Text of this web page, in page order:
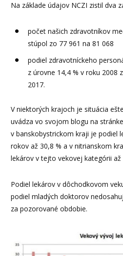
Na základe údajov NCZI zistil dva
počet našich zdravotníkov
stúpol zo 77 961 na 81 068
podiel zdravotníckeho
z úrovne 14,4 % v roku 2008
2017.
V niektorých krajoch je situácia
uvádza vo svojom blogu na
v banskobystrickom kraji je podiel
rokov až 30,8 % a v nitrianskom
lekárov v tejto vekovej kategórii až
Podiel lekárov v dôchodkovom
podiel mladých doktorov
za pozorované obdobie.